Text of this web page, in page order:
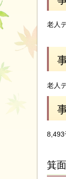
老人
老人
8,493
箕